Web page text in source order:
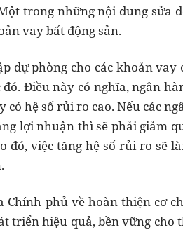
trong những nội dung sửa
vay bất động sản.
dự phòng cho các khoản vay
Điều này có nghĩa, ngân
hệ số rủi ro cao. Nếu các
lợi nhuận thì sẽ phải giảm
đó, việc tăng hệ số rủi ro sẽ
phủ về hoàn thiện cơ
triển hiệu quả, bền vững cho